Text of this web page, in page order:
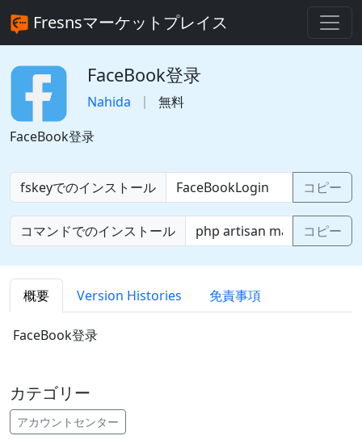
Fresnsマーケットプレイス
FaceBook登录
Nahida
無料
FaceBook登录
fskeyでのインストール コピー
コマンドでのインストール コピー
概要 Version Histories 免責事項
FaceBook登录
カテゴリー
アカウントセンター